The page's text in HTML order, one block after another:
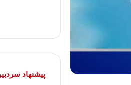
پیشنهاد سردبیر